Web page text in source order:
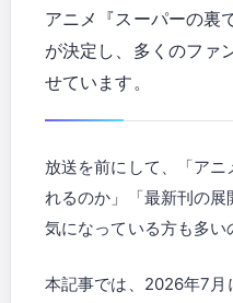
アニメ『スーパーの裏
が決定し、多くのファ
せています。
放送を前にして、「ア
れるのか」「最新刊の展
気になっている方も多い
本記事では、2026年7月